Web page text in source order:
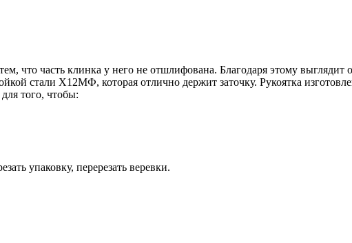
что часть клинка у него не отшлифована. Благодаря этому
стали Х12МФ, которая отлично держит заточку. Рукоятка
того, чтобы:
упаковку, перерезать веревки.